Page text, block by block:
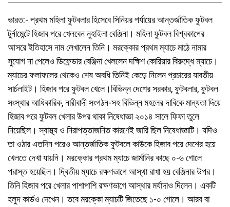
ভারত:- প্রথম মহিলা ফুটবলার হিসেবে সিনিয়র পর্যায়ের আন্তর্জাতিক ফুটবল
টুর্নামেন্টে হিজাব পরে খেলবেন নুহাইলা বেঞ্জিনা। মহিলা ফুটবল বিশ্বকাপের
আসরে ইতিহাসে নাম লেখালেন তিনি। মরক্কোর প্রথম ম্যাচে মাঠে নামার
সুযোগ না পেলেও ডিফেন্ডার বেঞ্জিনা খেললেন দক্ষিণ কোরিয়ার বিরুদ্ধে ম্যাচে।
ম্যাচের ফলাফলের থেকেও শেষ অবধি তিনিই কেড়ে নিলেন প্রচারের যাবতীয়
সার্চলাইট। হিজাব পরে ফুটবল খেলে।বিভিন্ন দেশের সরকার, ফুটবলার, ফুটবল
সংস্থার আধিকারিক, নারীবাদী সংগঠন-সহ বিভিন্ন মহলের দাবিকে মান্যতা দিয়ে
হিজাব পরে ফুটবল খেলার উপর থাকা নিষেধাজ্ঞা ২০১৪ সালে ফিফা তুলে
নিয়েছিল। স্বাস্থ্য ও নিরাপত্তাজনিত কারণেই জারি ছিল নিষেধাজ্ঞাটি। যদিও
তা ওঠার এতদিন পরেও আন্তর্জাতিক ফুটবলে কাউকে হিজাব পরে দেশের হয়ে
খেলতে দেখা যায়নি। মরক্কোর প্রথম ম্যাচে জার্মানির কাছে ০-৬ গোলে
পরাস্ত হয়েছিল। দ্বিতীয় ম্যাচে রক্ষণভাগে আস্থা রাখা হয় বেঞ্জিনার উপর।
তিনি হিজাব পরে খেলার পাশাপাশি রক্ষণভাগে আস্থার মর্যাদাও দিলেন। একটি
হলুদ কার্ডও দেখেন। তবে মরক্কো ম্যাচটি জিতেছে ১-০ গোলে। আরব বা